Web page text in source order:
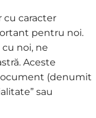
cu caracter
pentru noi.
noi, ne
Aceste
(denumit
sau